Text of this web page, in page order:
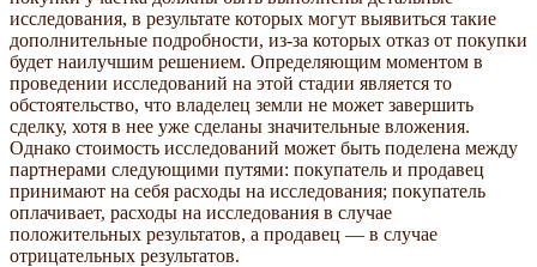
исследования, в результате которых могут выявиться такие
дополнительные подробности, из-за которых отказ от покупки
будет наилучшим решением. Определяющим моментом в
проведении исследований на этой стадии является то
обстоятельство, что владелец земли не может завершить
сделку, хотя в нее уже сделаны значительные вложения.
Однако стоимость исследований может быть поделена между
партнерами следующими путями: покупатель и продавец
принимают на себя расходы на исследования; покупатель
оплачивает, расходы на исследования в случае
положительных результатов, а продавец — в случае
отрицательных результатов.